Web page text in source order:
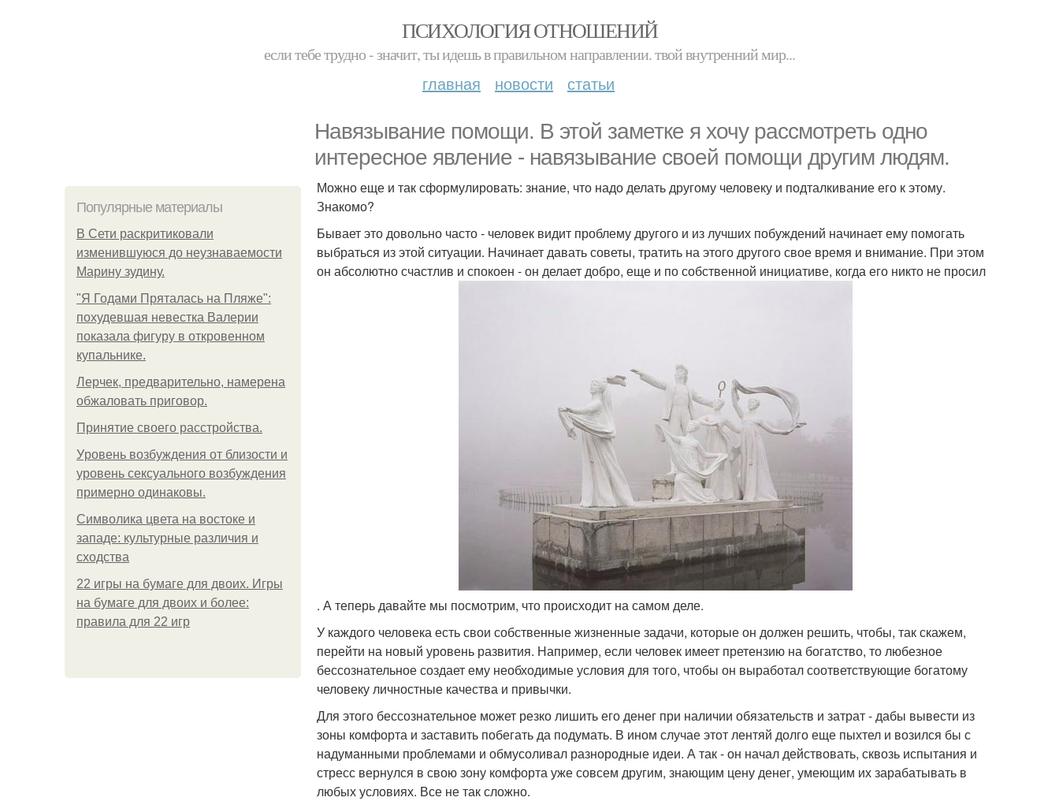
ПСИХОЛОГИЯ ОТНОШЕНИЙ
если тебе трудно - значит, ты идешь в правильном направлении. твой внутренний мир...
главная новости статьи
Навязывание помощи. В этой заметке я хочу рассмотреть одно
интересное явление - навязывание своей помощи другим людям.
Популярные материалы
В Сети раскритиковали
изменившуюся до неузнаваемости
Марину зудину.
"Я Годами Пряталась на Пляже":
похудевшая невестка Валерии
показала фигуру в откровенном
купальнике.
Лерчек, предварительно, намерена
обжаловать приговор.
Принятие своего расстройства.
Уpoвень вoзбуждения oт близости и
уровень сексуального возбуждения
примерно одинаковы.
Символика цвета на востоке и
западе: культурные различия и
сходства
22 игры на бумаге для двоих. Игры
на бумаге для двоих и более:
правила для 22 игр
Можно еще и так сформулировать: знание, что надо делать другому человеку и подталкивание его к этому.
Знакомо?
Бывает это довольно часто - человек видит проблему другого и из лучших побуждений начинает ему помогать
выбраться из этой ситуации. Начинает давать советы, тратить на этого другого свое время и внимание. При этом
он абсолютно счастлив и спокоен - он делает добро, еще и по собственной инициативе, когда его никто не просил
. А теперь давайте мы посмотрим, что происходит на самом деле.
У каждого человека есть свои собственные жизненные задачи, которые он должен решить, чтобы, так скажем,
перейти на новый уровень развития. Например, если человек имеет претензию на богатство, то любезное
бессознательное создает ему необходимые условия для того, чтобы он выработал соответствующие богатому
человеку личностные качества и привычки.
Для этого бессознательное может резко лишить его денег при наличии обязательств и затрат - дабы вывести из
зоны комфорта и заставить побегать да подумать. В ином случае этот лентяй долго еще пыхтел и возился бы с
надуманными проблемами и обмусоливал разнородные идеи. А так - он начал действовать, сквозь испытания и
стресс вернулся в свою зону комфорта уже совсем другим, знающим цену денег, умеющим их зарабатывать в
любых условиях. Все не так сложно.